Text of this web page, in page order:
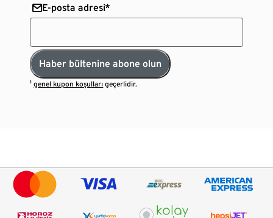
E-posta adresi*
Haber bültenine abone olun
¹genel kupon koşulları geçerlidir.